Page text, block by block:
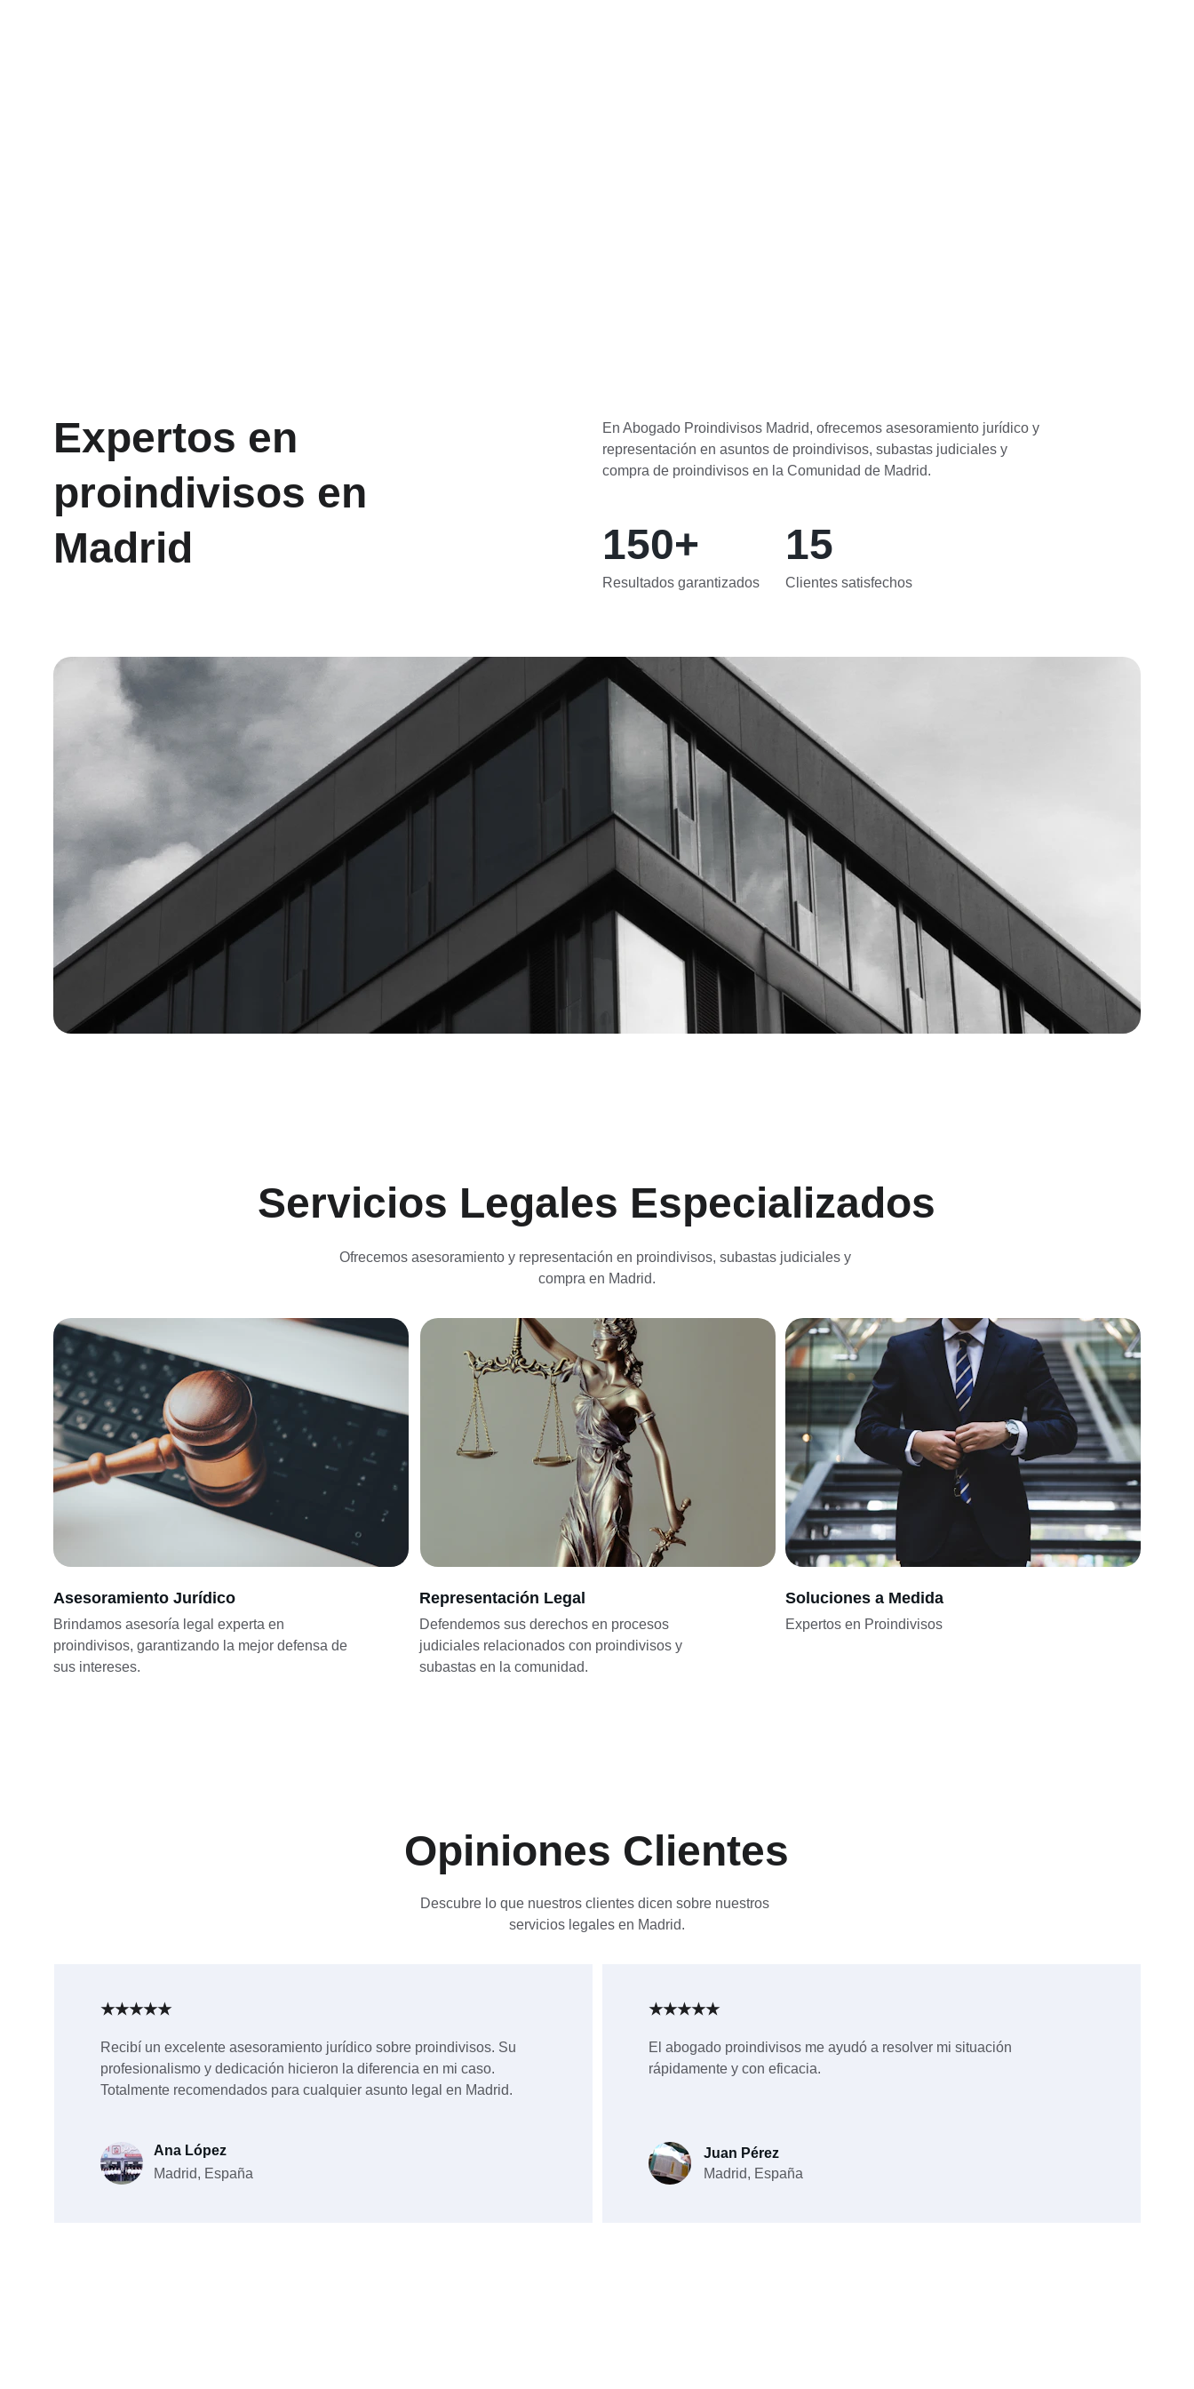
Expertos en
proindivisos en
Madrid
En Abogado Proindivisos Madrid, ofrecemos asesoramiento jurídico y
representación en asuntos de proindivisos, subastas judiciales y
compra de proindivisos en la Comunidad de Madrid.
150+ 15
Clientes satisfechos
Resultados garantizados
Servicios Legales Especializados
Ofrecemos asesoramiento y representación en proindivisos, subastas judiciales y
compra en Madrid.
Asesoramiento Jurídico
Brindamos asesoría legal experta en
proindivisos, garantizando la mejor defensa de
sus intereses.
Representación Legal
Defendemos sus derechos en procesos
judiciales relacionados con proindivisos y
subastas en la comunidad.
Expertos en Proindivisos
Soluciones a Medida
Opiniones Clientes
Descubre lo que nuestros clientes dicen sobre nuestros
servicios legales en Madrid.
El abogado proindivisos me ayudó a resolver mi situación
rápidamente y con eficacia.
Juan Pérez
Madrid, España
Recibí un excelente asesoramiento jurídico sobre proindivisos. Su
profesionalismo y dedicación hicieron la diferencia en mi caso.
Totalmente recomendados para cualquier asunto legal en Madrid.
Ana López
Madrid, España
★★★★★
★★★★★